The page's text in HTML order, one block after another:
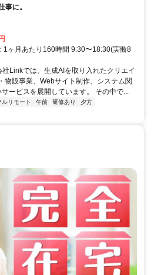
事に。
1ヶ月あたり160時間 9:30〜18:30(実働8
Linkでは、生成AIを取り入れたクリエイ
物販事業、Webサイト制作、システム関
ービスを展開しています。 その中で...
ルリモート 午前 研修あり
夕方